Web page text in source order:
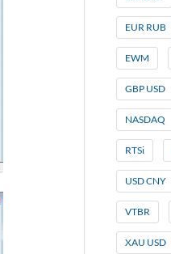
EUR RUB
EWM
GBP USD
NASDAQ
RTSi
USD CNY
VTBR
XAU USD